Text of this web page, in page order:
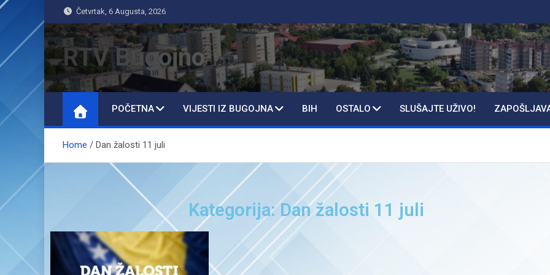
Četvrtak, 6 Augusta, 2026
RTV Bugojno
POČETNA VIJESTI IZ BUGOJNA BIH OSTALO SLUŠAJTE UŽIVO!
Home Dan žalosti 11 juli
Kategorija: Dan žalosti 11 juli